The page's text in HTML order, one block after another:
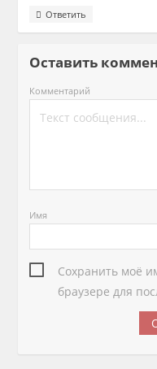
Ответить
Оставить
Комментарий
Имя
Сохранить моё
браузере для